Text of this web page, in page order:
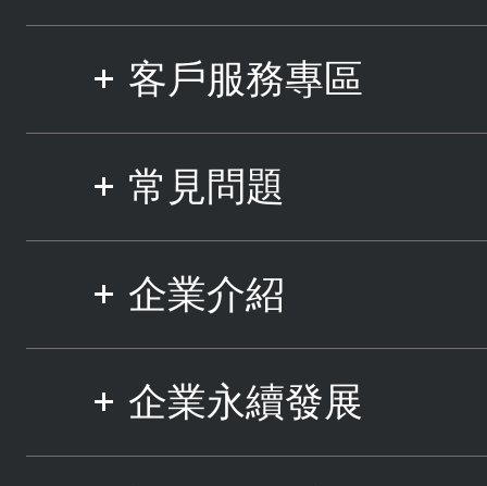
客戶服務專區
常見問題
企業介紹
企業永續發展